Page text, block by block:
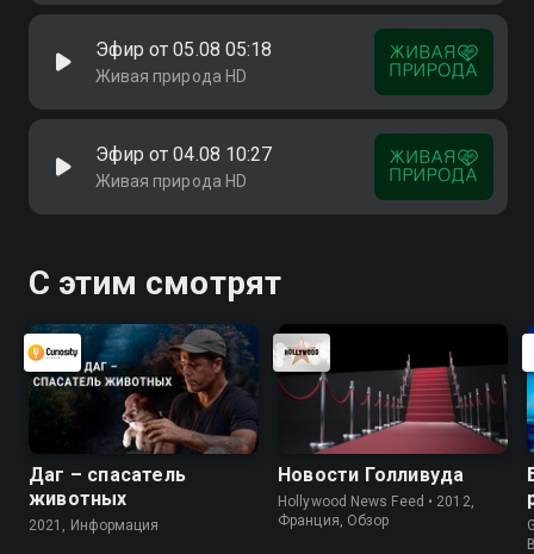
Эфир от 05.08 05:18
Живая природа HD
Эфир от 04.08 10:27
Живая природа HD
С этим смотрят
Даг – спасатель
животных
2021, Информация
Новости Голливуда
Hollywood News Feed • 2012,
Франция, Обзор